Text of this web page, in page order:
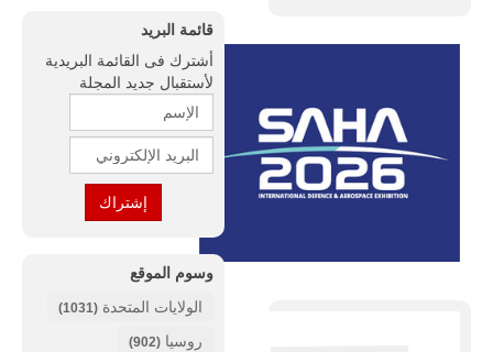
قائمة البريد
أشترك فى القائمة البريدية
لأستقبال جديد المجلة
وسوم الموقع
الولايات المتحدة (1031)
روسيا (902)